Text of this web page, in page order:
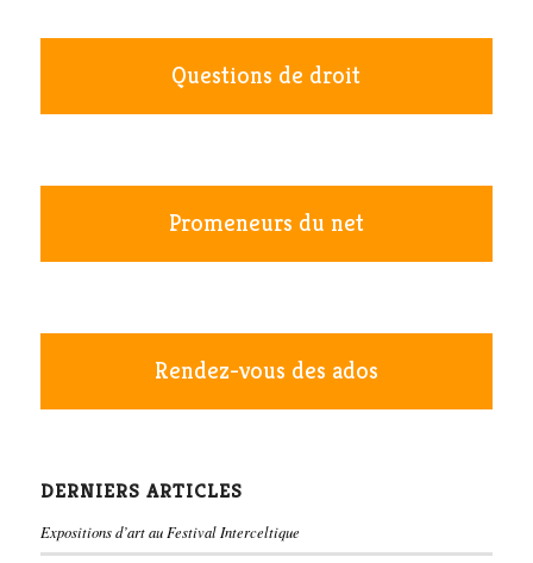
Questions de droit
Promeneurs du net
Rendez-vous des ados
DERNIERS ARTICLES
Expositions d’art au Festival Interceltique